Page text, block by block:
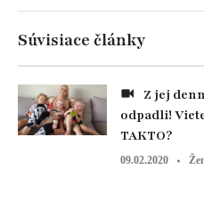
Súvisiace články
odpadli!
TAKTO?
09.02.2020